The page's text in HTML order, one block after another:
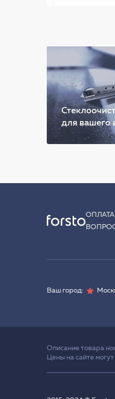
для вашего
Ваш город:
Описание товара
Цены на сайте